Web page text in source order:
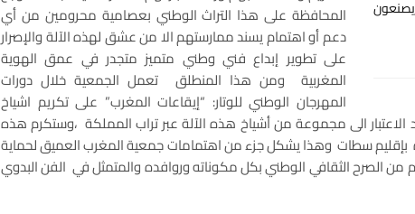
يصنعون
المحافظة على هذا التراث الوطني بعصامية محرومين من أي
دعم أو اهتمام يسند ممارستهم الا من عشق لهذه الآلة والإصرار
على تطوير إبداع فني وطني متميز متجدر في عمق الهوية
المغربية ومن هذا المنطلق تعمل الجمعية خلال دورات
المهرجان الوطني للوتار: “إيقاعات المغرب” على تكريم اشياخ
الى مجموعة من أشياخ هذه الآلة عبر تراب المملكة ،وستكرم هذه
بإقليم سطات وهذا يشكل جزء من اهتمامات جمعية المغرب العميق لحماية
من الصرح الثقافي الوطني بكل مكوناته وروافده والمتمثل في الفن البدوي